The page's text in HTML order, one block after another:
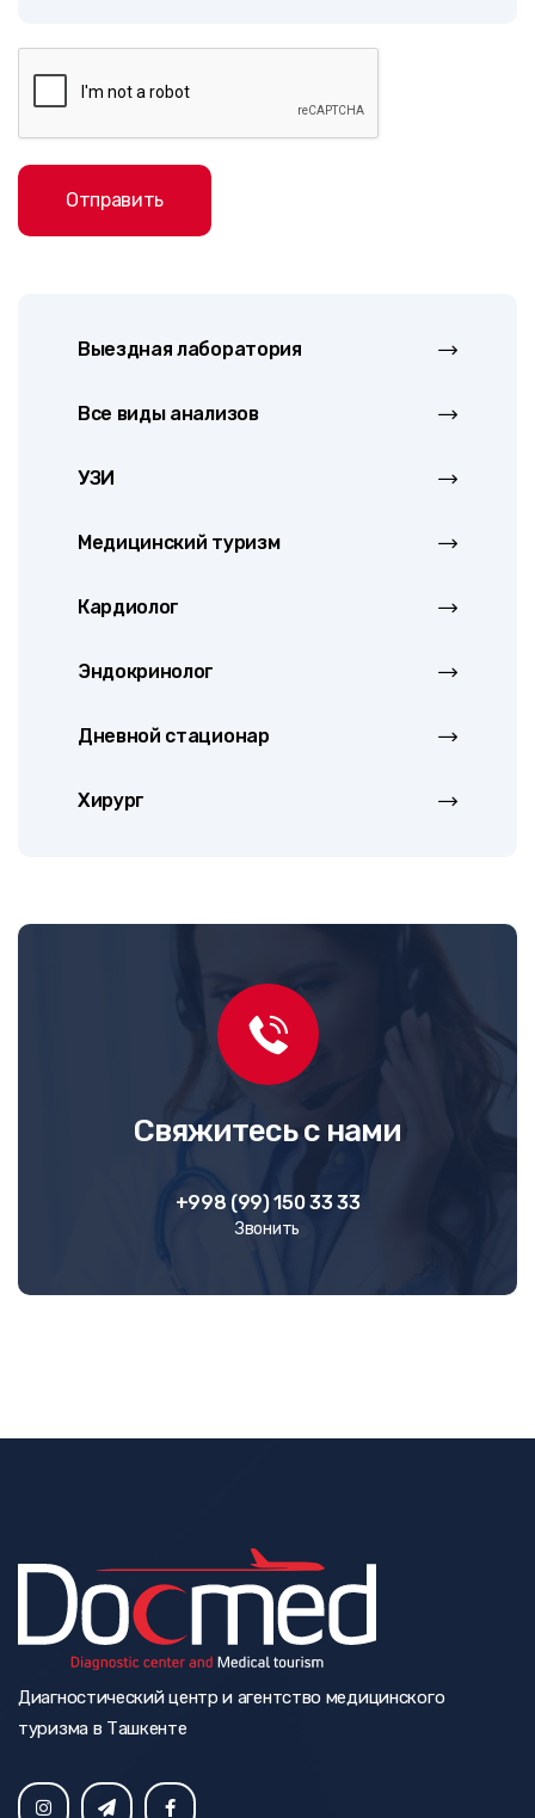
Выездная лаборатория
Все виды анализов
УЗИ
Медицинский туризм
Кардиолог
Эндокринолог
Дневной стационар
Хирург
Свяжитесь с нами
+998 (99) 150 33 33
Звонить
Отправить
Диагностический центр и агентство медицинского
туризма в Ташкенте